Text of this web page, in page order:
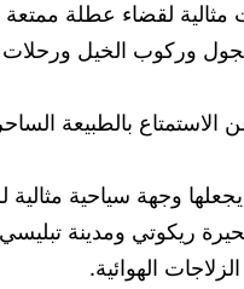
مثالية لقضاء عطلة
التجول وركوب الخيل
عن الاستمتاع بالطبيعة
وجهة سياحية مثالية
ريكوتي ومدينة
الهوائية.